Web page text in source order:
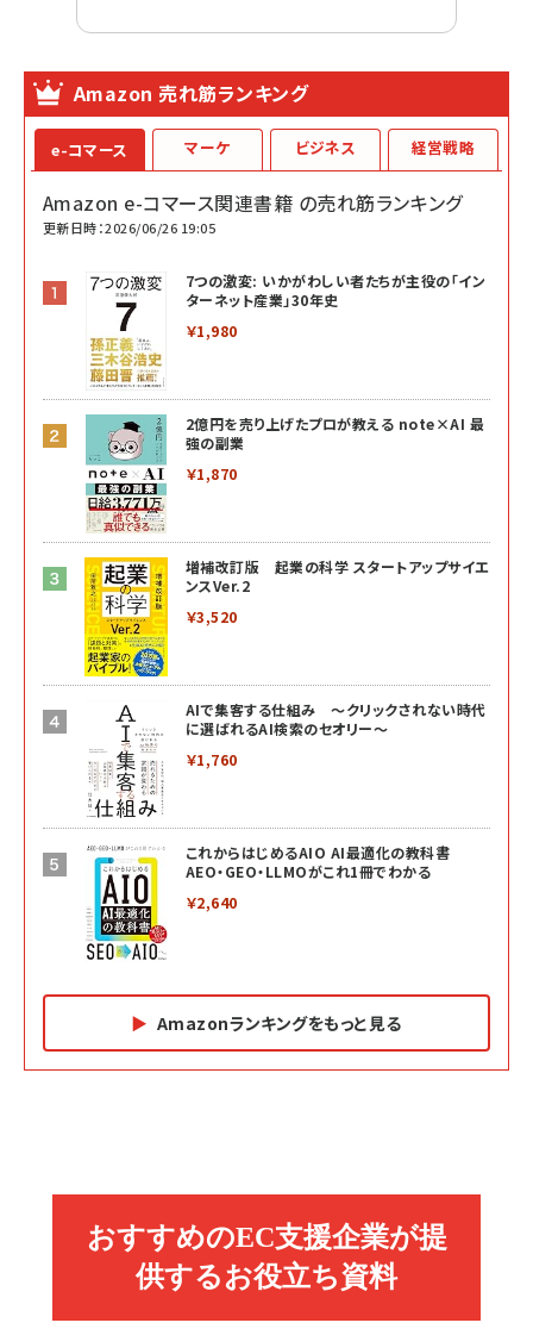
Amazon 売れ筋ランキング
e-コマース
Amazon e-コマース関連書籍 の売れ筋ランキング
更新日時：2026/06/26 19:05
7つの激変: いかがわしい者たちが主役の「イン
ターネット産業」30年史
￥1,980
2億円を売り上げたプロが教える note×AI 最
強の副業
￥1,870
増補改訂版 起業の科学 スタートアップサイエ
ンスVer.2
￥3,520
AIで集客する仕組み ～クリックされない時代
に選ばれるAI検索のセオリー～
￥1,760
これからはじめるAIO AI最適化の教科書
AEO・GEO・LLMOがこれ1冊でわかる
￥2,640
Amazonランキングをもっと見る
マーケ
副業
￥1,870
小さな会社は戦略が9割
ビジネス
カラダ2026／宮舘涼太]
￥880
anan(アンアン)2026/06/24号 No.2500増刊
スペシャルエディション[王道エンタメの矜持／
経営戦略
イシューからはじめよ［改訂版］――知的生産の「シンプ
ルな本質」
￥2,200